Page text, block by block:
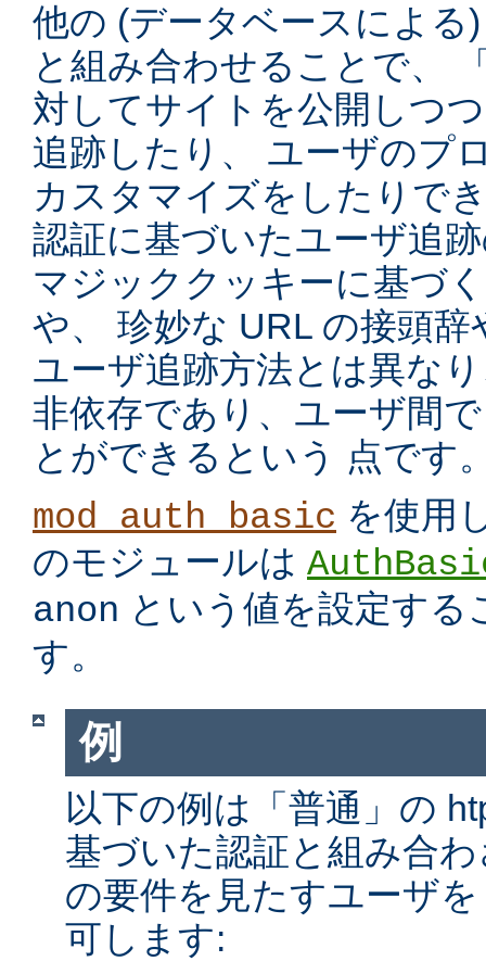
他の (データベースによる
と組み合わせることで、
対してサイトを公開しつ
追跡したり、 ユーザのプ
カスタマイズをしたりで
認証に基づいたユーザ追
マジッククッキーに基づ
や、 珍妙な URL の接頭
ユーザ追跡方法とは異な
非依存であり、ユーザ間
とができるという 点です
mod_auth_basic を使用
のモジュールは
anon という値を設定する
す。
例
以下の例は「普通」の
基づいた認証と組み合
の要件を見たすユーザ
可します: